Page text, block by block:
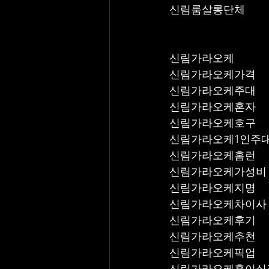
신림룸살롱단체
신림가라오케
신림가라오케가격
신림가라오케주대
신림가라오케혼자
신림가라오케호구
신림가라오케1인주
신림가라오케홈런
신림가라오케가성비
신림가라오케지명
신림가라오케차이사
신림가라오케후기
신림가라오케추천